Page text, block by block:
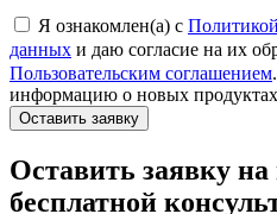
Я ознакомлен(а) с
данных и даю согласие на их
Пользовательским соглашением.
информацию о новых
Оставить заявку
Оставить заявку на
бесплатной